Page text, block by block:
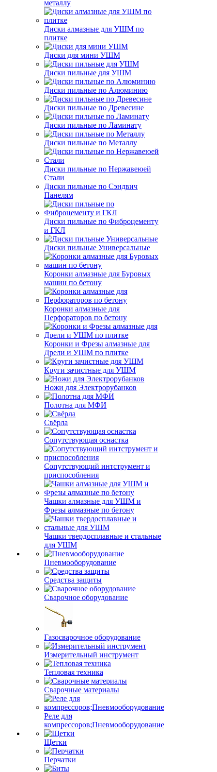
металлу
Диски алмазные для УШМ по
плитке
Диски для мини УШМ
Диски пильные для УШМ
Диски пильные по Алюминию
Диски пильные по Древесине
Диски пильные по Ламинату
Диски пильные по Металлу
Диски пильные по Нержавеюей
Стали
Диски пильные по Сэндвич
Панелям
Диски пильные по Фиброцементу
и ГКЛ
Диски пильные Универсальные
Коронки алмазные для Буровых
машин по бетону
Коронки алмазные для
Перфораторов по бетону
Коронки и Фрезы алмазные для
Дрели и УШМ по плитке
Круги зачистные для УШМ
Ножи для Электрорубанков
Полотна для МФИ
Свёрла
Сопутствующая оснастка
Сопутствующий интструмент и
приспособления
Чашки алмазные для УШМ и
Фрезы алмазные по бетону
Чашки твердосплавные и стальные
для УШМ
Пневмооборудование
Средства защиты
Сварочное оборудование
Газосварочное оборудование
Измерительный инструмент
Тепловая техника
Сварочные материалы
Реле для
компрессоров;Пневмооборудование
Щетки
Перчатки